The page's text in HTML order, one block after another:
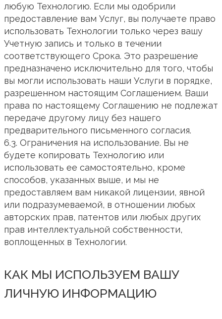
любую Технологию. Если мы одобрили
предоставление вам Услуг, вы получаете право
использовать Технологии только через вашу
Учетную запись и только в течении
соответствующего Срока. Это разрешение
предназначено исключительно для того, чтобы
вы могли использовать наши Услуги в порядке,
разрешенном настоящим Соглашением. Ваши
права по настоящему Соглашению не подлежат
передаче другому лицу без нашего
предварительного письменного согласия.
6.3. Ограничения на использование. Вы не
будете копировать Технологию или
использовать ее самостоятельно, кроме
способов, указанных выше, и мы не
предоставляем вам никакой лицензии, явной
или подразумеваемой, в отношении любых
авторских прав, патентов или любых других
прав интеллектуальной собственности,
воплощенных в Технологии.
КАК МЫ ИСПОЛЬЗУЕМ ВАШУ
ЛИЧНУЮ ИНФОРМАЦИЮ